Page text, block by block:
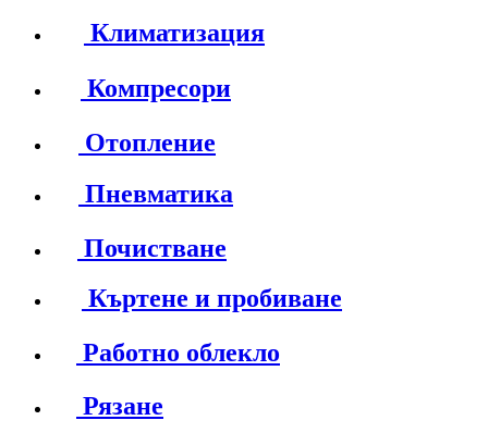
Климатизация
Компресори
Отопление
Пневматика
Почистване
Къртене и пробиване
Работно облекло
Рязане